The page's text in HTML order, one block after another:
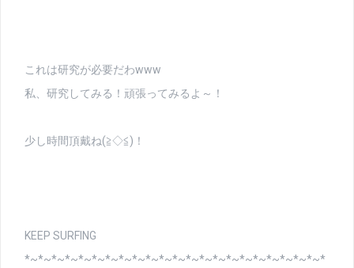
これは研究が必要だわwww
私、研究してみる！頑張ってみるよ～！
少し時間頂戴ね(≧◇≦)！
KEEP SURFING
*~*~*~*~*~*~*~*~*~*~*~*~*~*~*~*~*~*~*~*~*~*~*